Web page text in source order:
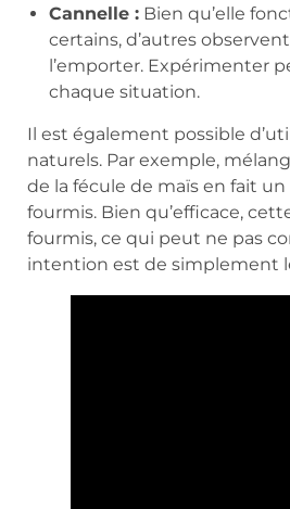
Cannelle : Bien qu’elle
certains, d’autres
l’emporter. Expérimenter
chaque situation.
Il est également possible
naturels. Par exemple,
de la fécule de maïs en fait
fourmis. Bien qu’efficace,
fourmis, ce qui peut ne pas
intention est de simplement